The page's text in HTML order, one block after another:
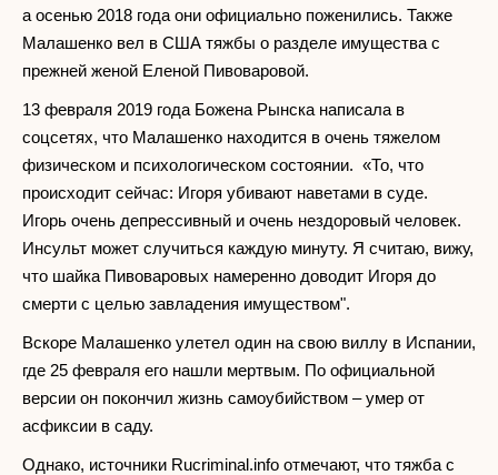
а осенью 2018 года они официально поженились. Также
Малашенко вел в США тяжбы о разделе имущества с
прежней женой Еленой Пивоваровой.
13 февраля 2019 года Божена Рынска написала в
соцсетях, что Малашенко находится в очень тяжелом
физическом и психологическом состоянии. «То, что
происходит сейчас: Игоря убивают наветами в суде.
Игорь очень депрессивный и очень нездоровый человек.
Инсульт может случиться каждую минуту. Я считаю, вижу,
что шайка Пивоваровых намеренно доводит Игоря до
смерти с целью завладения имуществом".
Вскоре Малашенко улетел один на свою виллу в Испании,
где 25 февраля его нашли мертвым. По официальной
версии он покончил жизнь самоубийством – умер от
асфиксии в саду.
Однако, источники Rucriminal.info отмечают, что тяжба с